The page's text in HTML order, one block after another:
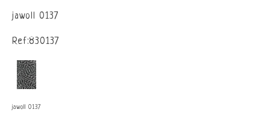
jawoll 0137
Ref:830137
jawoll 0137